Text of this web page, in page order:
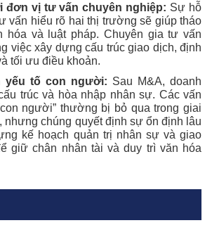
đơn vị tư vấn chuyên nghiệp: Sự hỗ
vấn hiểu rõ hai thị trường sẽ giúp tháo
hóa và luật pháp. Chuyên gia tư vấn
việc xây dựng cấu trúc giao dịch, định
tối ưu điều khoản.
yếu tố con người: Sau M&A, doanh
trúc và hòa nhập nhân sự. Các vấn
người” thường bị bỏ qua trong giai
nhưng chúng quyết định sự ổn định lâu
kế hoạch quản trị nhân sự và giao
giữ chân nhân tài và duy trì văn hóa